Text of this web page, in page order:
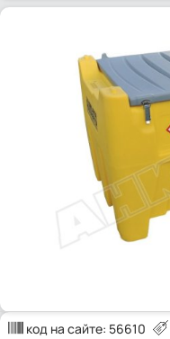
код на сайте: 56610